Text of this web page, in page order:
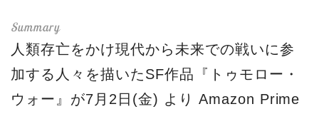
人類存亡をかけ現代から未来での戦いに参
加する人々を描いたSF作品『トゥモロー・
ウォー』が7月2日(金) より Amazon Prime